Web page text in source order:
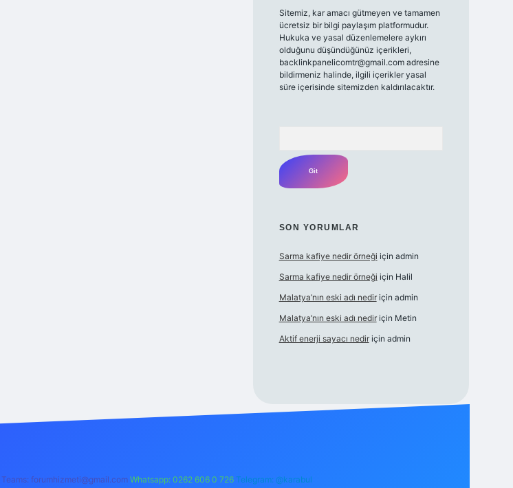
Sitemiz, kar amacı gütmeyen ve tamamen
ücretsiz bir bilgi paylaşım platformudur.
Hukuka ve yasal düzenlemelere aykırı
olduğunu düşündüğünüz içerikleri,
backlinkpanelicomtr@gmail.comadresine
bildirmeniz halinde, ilgili içerikler yasal
süre içerisinde sitemizden kaldırılacaktır.
SON YORUMLAR
Sarma kafiye nedir örneği için admin
Sarma kafiye nedir örneği için Halil
Malatya’nın eski adı nediriçin admin
Malatya’nın eski adı nediriçin Metin
Aktif enerji sayacı nediriçin admin
Teams: forumhizmeti@gmail.com Whatsapp: 0262 606 0 726 Telegram: @karabul